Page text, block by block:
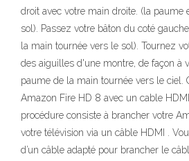
droit avec votre main droite. (la paume
sol). Passez votre bâton du coté
la main tournée vers le sol). Tournez
des aiguilles d'une montre, de façon à
paume de la main tournée vers le ciel.
Amazon Fire HD 8 avec un cable
procédure consiste à brancher votre
votre télévision via un câble HDMI .
d’un câble adapté pour brancher le